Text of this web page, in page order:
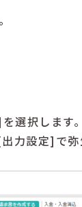
選択します。
設定]で弥